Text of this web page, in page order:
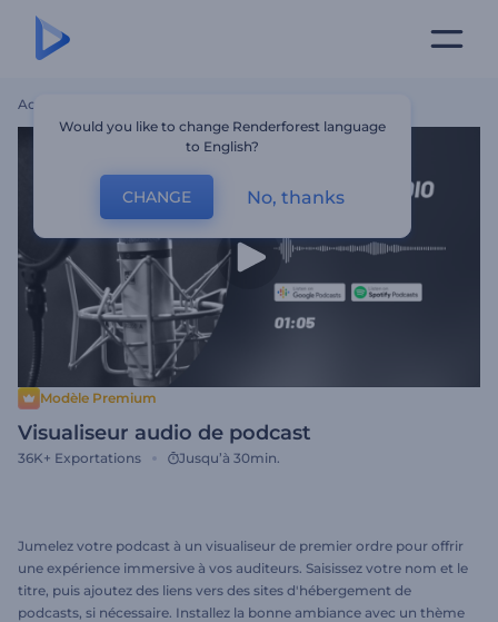
Accueil
Modèle Premium
Visualiseur audio de podcast
36K+ Exportations Jusqu’à 30min.
Jumelez votre podcast à un visualiseur de premier ordre pour offrir
une expérience immersive à vos auditeurs. Saisissez votre nom et le
titre, puis ajoutez des liens vers des sites d'hébergement de
podcasts, si nécessaire. Installez la bonne ambiance avec un thème
Would you like to change Renderforest language
to English?
CHANGE No, thanks